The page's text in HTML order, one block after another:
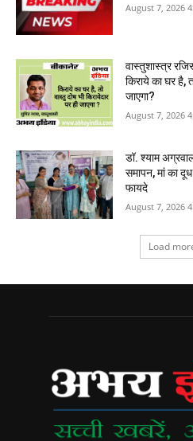
August 7, 2026
वास्‍तुशास्‍त्र
किराये का घर है,
जाएगा?
August 7, 2026
डॉ. श्याम
समापन, मां का
फायदे
August 7, 2026
Load